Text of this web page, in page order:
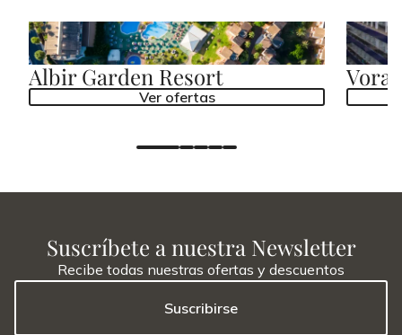
Albir Garden Resort
Ver ofertas
Suscríbete a nuestra Newsletter
Recibe todas nuestras ofertas y descuentos
Suscribirse